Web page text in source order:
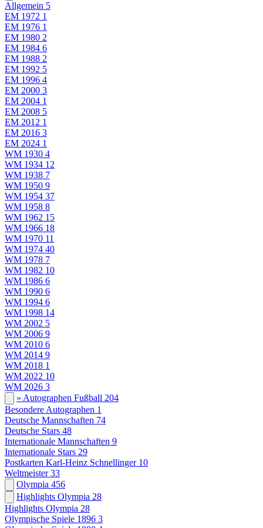
Allgemein 5
EM 1972 1
EM 1976 1
EM 1980 2
EM 1984 6
EM 1988 2
EM 1992 5
EM 1996 4
EM 2000 3
EM 2004 1
EM 2008 5
EM 2012 1
EM 2016 3
EM 2024 1
WM 1930 4
WM 1934 12
WM 1938 7
WM 1950 9
WM 1954 37
WM 1958 8
WM 1962 15
WM 1966 18
WM 1970 11
WM 1974 40
WM 1978 7
WM 1982 10
WM 1986 6
WM 1990 6
WM 1994 6
WM 1998 14
WM 2002 5
WM 2006 9
WM 2010 6
WM 2014 9
WM 2018 1
WM 2022 10
WM 2026 3
» Autographen Fußball 204
Besondere Autographen 1
Deutsche Mannschaften 74
Deutsche Stars 48
Internationale Mannschaften 9
Internationale Stars 29
Postkarten Karl-Heinz Schnellinger 10
Weltmeister 33
Olympia 456
Highlights Olympia 28
Highlights Olympia 28
Olympische Spiele 1896 3